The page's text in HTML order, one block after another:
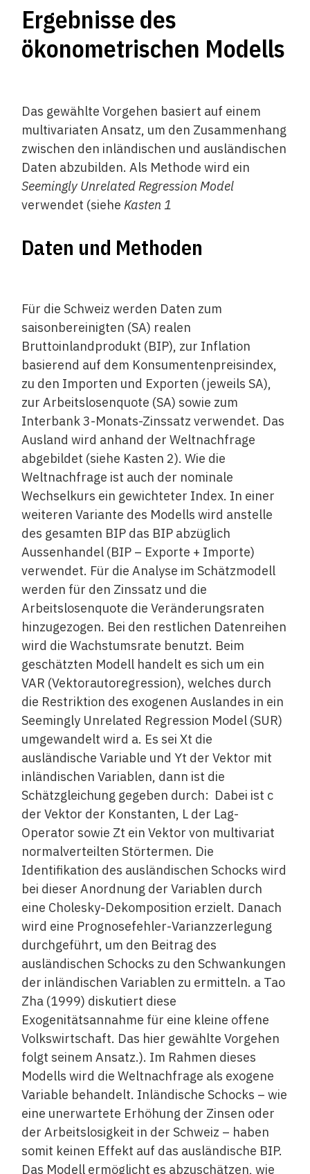
Ergebnisse des
ökonometrischen Modells
Das gewählte Vorgehen basiert auf einem
multivariaten Ansatz, um den Zusammenhang
zwischen den inländischen und ausländischen
Daten abzubilden. Als Methode wird ein
Seemingly Unrelated Regression Model
verwendet (siehe Kasten 1
Daten und Methoden
Für die Schweiz werden Daten zum
saisonbereinigten (SA) realen
Bruttoinlandprodukt (BIP), zur Inflation
basierend auf dem Konsumentenpreisindex,
zu den Importen und Exporten (jeweils SA),
zur Arbeitslosenquote (SA) sowie zum
Interbank 3-Monats-Zinssatz verwendet. Das
Ausland wird anhand der Weltnachfrage
abgebildet (siehe Kasten 2). Wie die
Weltnachfrage ist auch der nominale
Wechselkurs ein gewichteter Index. In einer
weiteren Variante des Modells wird anstelle
des gesamten BIP das BIP abzüglich
Aussenhandel (BIP – Exporte + Importe)
verwendet. Für die Analyse im Schätzmodell
werden für den Zinssatz und die
Arbeitslosenquote die Veränderungsraten
hinzugezogen. Bei den restlichen Datenreihen
wird die Wachstumsrate benutzt. Beim
geschätzten Modell handelt es sich um ein
VAR (Vektorautoregression), welches durch
die Restriktion des exogenen Auslandes in ein
Seemingly Unrelated Regression Model (SUR)
umgewandelt wird a. Es sei Xt die
ausländische Variable und Yt der Vektor mit
inländischen Variablen, dann ist die
Schätzgleichung gegeben durch: Dabei ist c
der Vektor der Konstanten, L der Lag-
Operator sowie Zt ein Vektor von multivariat
normalverteilten Störtermen. Die
Identifikation des ausländischen Schocks wird
bei dieser Anordnung der Variablen durch
eine Cholesky-Dekomposition erzielt. Danach
wird eine Prognosefehler-Varianzzerlegung
durchgeführt, um den Beitrag des
ausländischen Schocks zu den Schwankungen
der inländischen Variablen zu ermitteln. a Tao
Zha (1999) diskutiert diese
Exogenitätsannahme für eine kleine offene
Volkswirtschaft. Das hier gewählte Vorgehen
folgt seinem Ansatz.). Im Rahmen dieses
Modells wird die Weltnachfrage als exogene
Variable behandelt. Inländische Schocks – wie
eine unerwartete Erhöhung der Zinsen oder
der Arbeitslosigkeit in der Schweiz – haben
somit keinen Effekt auf das ausländische BIP.
Das Modell ermöglicht es abzuschätzen, wie